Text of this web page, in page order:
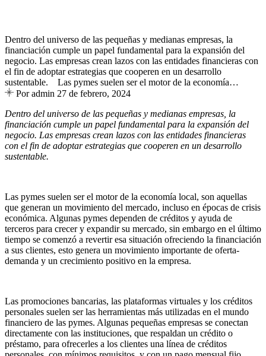
Dentro del universo de las pequeñas y medianas empresas, la
financiación cumple un papel fundamental para la expansión del
negocio. Las empresas crean lazos con las entidades financieras con
el fin de adoptar estrategias que cooperen en un desarrollo
sustentable. Las pymes suelen ser el motor de la economía…
Por admin 27 de febrero, 2024
Dentro del universo de las pequeñas y medianas empresas, la
financiación cumple un papel fundamental para la expansión del
negocio. Las empresas crean lazos con las entidades financieras
con el fin de adoptar estrategias que cooperen en un desarrollo
sustentable.
Las pymes suelen ser el motor de la economía local, son aquellas
que generan un movimiento del mercado, incluso en épocas de crisis
económica. Algunas pymes dependen de créditos y ayuda de
terceros para crecer y expandir su mercado, sin embargo en el último
tiempo se comenzó a revertir esa situación ofreciendo la financiación
a sus clientes, esto genera un movimiento importante de oferta-
demanda y un crecimiento positivo en la empresa.
Las promociones bancarias, las plataformas virtuales y los créditos
personales suelen ser las herramientas más utilizadas en el mundo
financiero de las pymes. Algunas pequeñas empresas se conectan
directamente con las instituciones, que respaldan un crédito o
préstamo, para ofrecerles a los clientes una línea de créditos